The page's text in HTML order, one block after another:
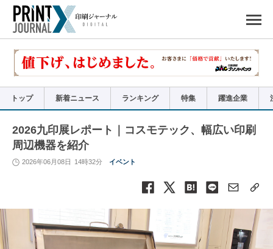
で
リ
トップ 新着ニュース ランキング 特集 躍進企業
2026九印展レポート｜コスモテック、幅広い印刷
周辺機器を紹介
2026年06月08日 14時32分 イベント